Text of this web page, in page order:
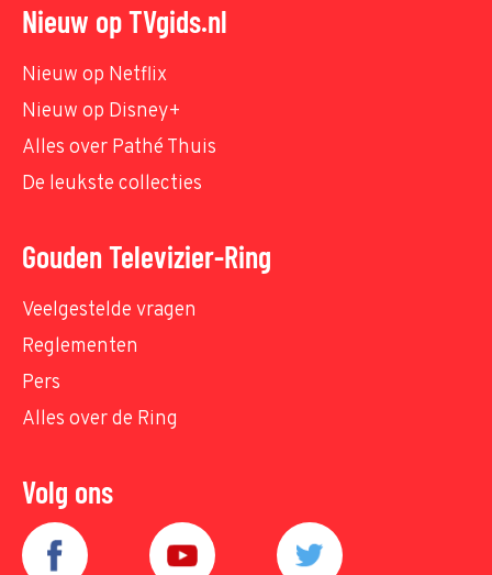
Nieuw op TVgids.nl
Nieuw op Netflix
Nieuw op Disney+
Alles over Pathé Thuis
De leukste collecties
Gouden Televizier-Ring
Veelgestelde vragen
Reglementen
Pers
Alles over de Ring
Volg ons